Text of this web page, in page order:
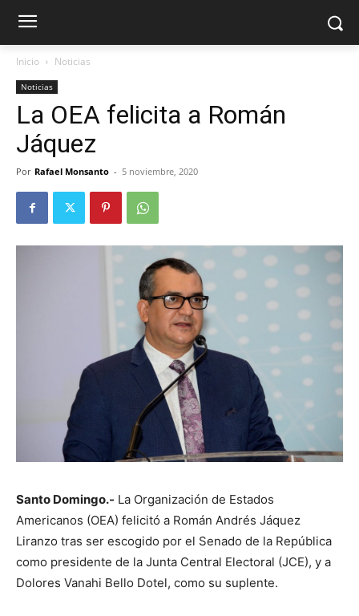
Inicio Noticias
Noticias
La OEA felicita a Román
Jáquez
Por Rafael Monsanto - 5 noviembre, 2020
Santo Domingo.- La Organización de Estados
Americanos (OEA) felicitó a Román Andrés Jáquez
Liranzo tras ser escogido por el Senado de la República
como presidente de la Junta Central Electoral (JCE), y a
Dolores Vanahi Bello Dotel, como su suplente.